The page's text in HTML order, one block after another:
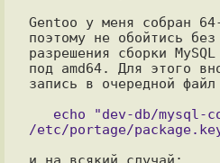
Gentoo у меня собран
поэтому не обойтись
разрешения сборки MySQL
под amd64. Для этого
запись в очередной файл
и на всякий случай: